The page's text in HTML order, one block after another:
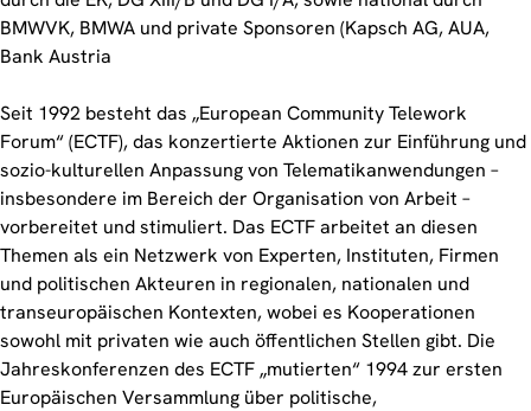
BMWVK, BMWA und private Sponsoren (Kapsch AG, AUA,
Bank Austria
Seit 1992 besteht das „European Community Telework
Forum“ (ECTF), das konzertierte Aktionen zur Einführung und
sozio-kulturellen Anpassung von Telematikanwendungen –
insbesondere im Bereich der Organisation von Arbeit –
vorbereitet und stimuliert. Das ECTF arbeitet an diesen
Themen als ein Netzwerk von Experten, Instituten, Firmen
und politischen Akteuren in regionalen, nationalen und
transeuropäischen Kontexten, wobei es Kooperationen
sowohl mit privaten wie auch öffentlichen Stellen gibt. Die
Jahreskonferenzen des ECTF „mutierten“ 1994 zur ersten
Europäischen Versammlung über politische,